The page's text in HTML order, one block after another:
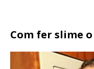
Com fer slime